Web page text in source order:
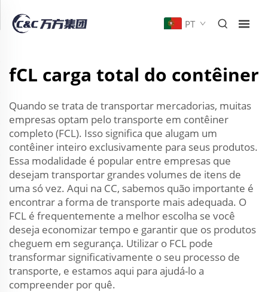
PT
fCL carga total do contêiner
Quando se trata de transportar mercadorias, muitas
empresas optam pelo transporte em contêiner
completo (FCL). Isso significa que alugam um
contêiner inteiro exclusivamente para seus produtos.
Essa modalidade é popular entre empresas que
desejam transportar grandes volumes de itens de
uma só vez. Aqui na CC, sabemos quão importante é
encontrar a forma de transporte mais adequada. O
FCL é frequentemente a melhor escolha se você
deseja economizar tempo e garantir que os produtos
cheguem em segurança. Utilizar o FCL pode
transformar significativamente o seu processo de
transporte, e estamos aqui para ajudá-lo a
compreender por quê.